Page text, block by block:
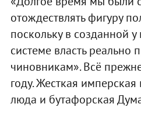
отождествлять фигуру
поскольку в созданной
системе власть реально
чиновникам». Всё
году. Жесткая
люда и бутафорская